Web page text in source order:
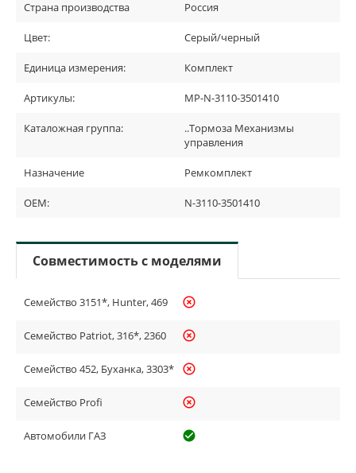
Страна производства Россия
Цвет: Серый/черный
Единица измерения: Комплект
Артикулы: МР-N-3110-3501410
Каталожная группа:
..Тормоза Механизмы
управления
Назначение Ремкомплект
OEM: N-3110-3501410
Совместимость с моделями
Семейство 3151*, Hunter, 469 highlight_off
Семейство Patriot, 316*, 2360 highlight_off
Семейство 452, Буханка, 3303* highlight_off
Семейство Profi highlight_off
Автомобили ГАЗ check_circle_outline